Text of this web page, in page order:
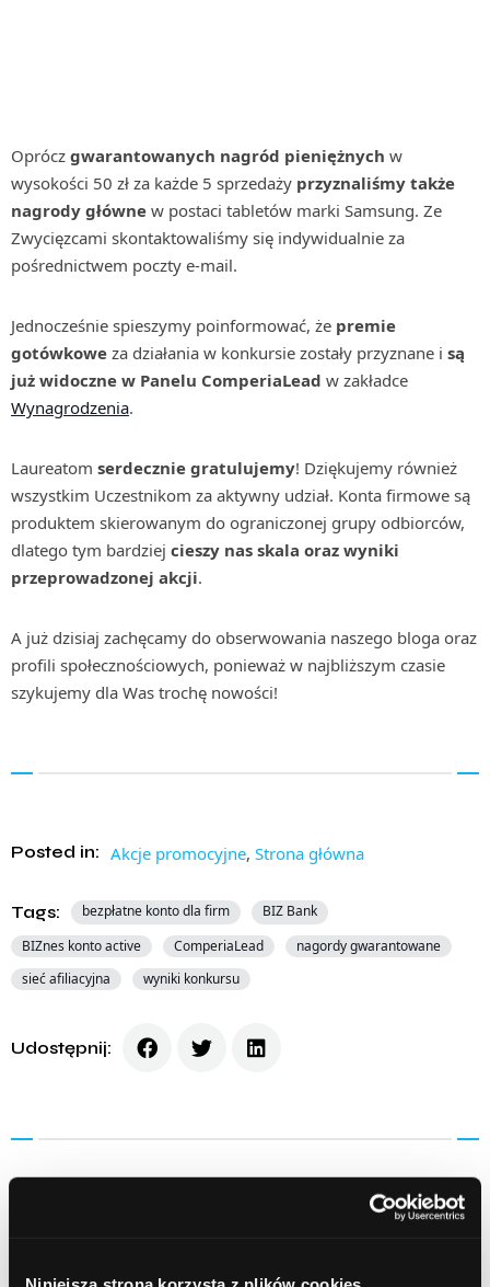
Oprócz gwarantowanych nagród pieniężnych w
wysokości 50 zł za każde 5 sprzedaży przyznaliśmy także
nagrody główne w postaci tabletów marki Samsung. Ze
Zwycięzcami skontaktowaliśmy się indywidualnie za
pośrednictwem poczty e-mail.
Jednocześnie spieszymy poinformować, że premie
gotówkowe za działania w konkursie zostały przyznane i są
już widoczne w Panelu ComperiaLead w zakładce
Wynagrodzenia.
Laureatom serdecznie gratulujemy! Dziękujemy również
wszystkim Uczestnikom za aktywny udział. Konta firmowe są
produktem skierowanym do ograniczonej grupy odbiorców,
dlatego tym bardziej cieszy nas skala oraz wyniki
przeprowadzonej akcji.
A już dzisiaj zachęcamy do obserwowania naszego bloga oraz
profili społecznościowych, ponieważ w najbliższym czasie
szykujemy dla Was trochę nowości!
Posted in: Akcje promocyjne, Strona główna
Tags: bezpłatne konto dla firm
BIZ Bank
BIZnes konto active
ComperiaLead
nagordy gwarantowane
sieć afiliacyjna
wyniki konkursu
Udostępnij:
Next Article